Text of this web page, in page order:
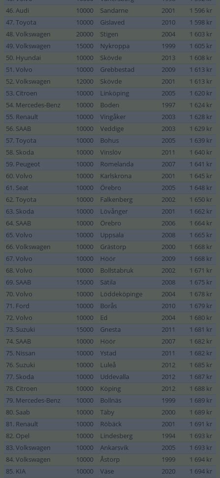
46. Audi
10000 Sandarne 2001
1 596 kr
47. Toyota
10000 Gislaved 2010
1 598 kr
48. Volkswagen
20000 Stigen 2004
1 603 kr
49. Volkswagen
15000 Nykroppa 1999
1 605 kr
50. Hyundai
10000 Skövde 2013
1 608 kr
51. Volvo
10000 Grebbestad 2009
1 613 kr
52. Volkswagen
12000 Skövde 2001
1 613 kr
53. Citroen
10000 Linköping 2005
1 620 kr
54. Mercedes-Benz
10000 Boden 1997
1 624 kr
55. Renault
10000 Vingåker 2003
1 628 kr
56. SAAB
10000 Veddige 2003
1 629 kr
57. Toyota
10000 Bohus 2005
1 639 kr
58. Skoda
10000 Vinslöv 2011
1 640 kr
59. Peugeot
10000 Romelanda 2007
1 641 kr
60. Volvo
10000 Karlskrona 2001
1 645 kr
61. Seat
10000 Örebro 2005
1 648 kr
62. Toyota
10000 Falkenberg 2002
1 650 kr
63. Skoda
10000 Lövånger 2001
1 662 kr
64. SAAB
10000 Örebro 2006
1 664 kr
65. Volvo
10000 Uppsala 2008
1 665 kr
66. Volkswagen
10000 Grästorp 2000
1 668 kr
67. Volvo
10000 Höör 2009
1 668 kr
68. Volvo
10000 Bollstabruk 2002
1 671 kr
69. SAAB
15000 Sätila 2008
1 675 kr
70. Volvo
10000 Löddeköpinge 2004
1 678 kr
71. Ford
10000 Borås 2010
1 679 kr
72. Volvo
10000 Ed 2004
1 680 kr
73. Suzuki
15000 Gnesta 2011
1 681 kr
74. SAAB
10000 Höör 2007
1 682 kr
75. Nissan
10000 Ystad 2011
1 682 kr
76. Suzuki
10000 Luleå 2012
1 685 kr
77. Skoda
10000 Uddevalla 2012
1 687 kr
78. Citroen
10000 Köping 2012
1 688 kr
79. Mercedes-Benz
10000 Bollnäs 1999
1 689 kr
80. Saab
10000 Täby 2000
1 689 kr
81. Renault
10000 Röbäck 2001
1 691 kr
82. Opel
10000 Lindesberg 1994
1 693 kr
83. Volkswagen
10000 Ankarsvik 2005
1 693 kr
84. Volkswagen
10000 Åstorp 1999
1 694 kr
85. KIA
10000 Väse 2020
1 694 kr